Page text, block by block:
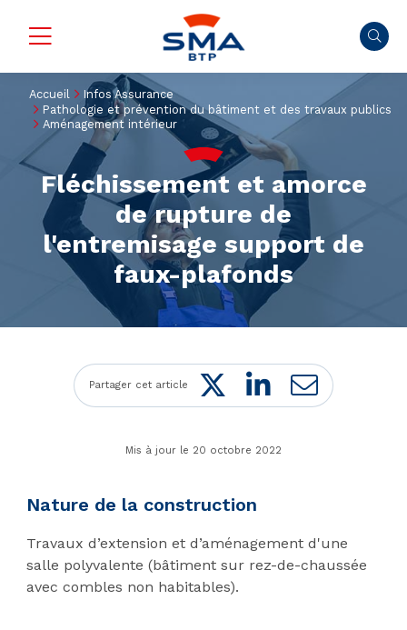
Accueil
Infos Assurance
Pathologie et prévention du bâtiment et des travaux publics
Aménagement intérieur
Fléchissement et amorce
de rupture de
l'entremisage support de
faux-plafonds
Partager cet article Twitter
LinkedIn
Mail
Mis à jour le 20 octobre 2022
Nature de la construction
Travaux d’extension et d’aménagement d'une
salle polyvalente (bâtiment sur rez-de-chaussée
avec combles non habitables).